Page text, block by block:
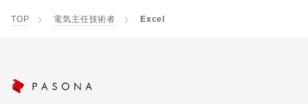
TOP 電気主任技術者 Excel